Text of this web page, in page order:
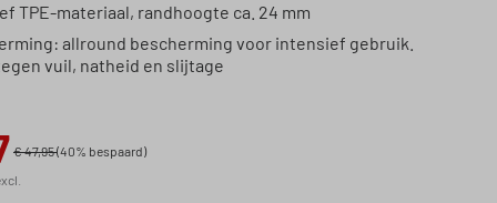
TPE-materiaal, randhoogte ca. 24 mm
allround bescherming voor intensief gebruik.
vuil, natheid en slijtage
€ 47,95(40% bespaard)